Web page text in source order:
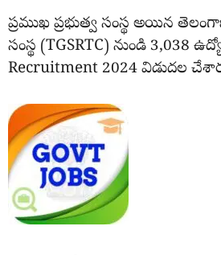
ప్రముఖ ప్రభుత్వ సంస్థ అయిన
సంస్థ (TGSRTC) నుండి 3,038
Recruitment 2024 విడుదల